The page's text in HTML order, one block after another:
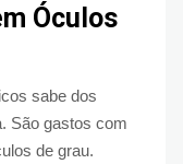
Óculos
sabe dos
São gastos com
de grau.